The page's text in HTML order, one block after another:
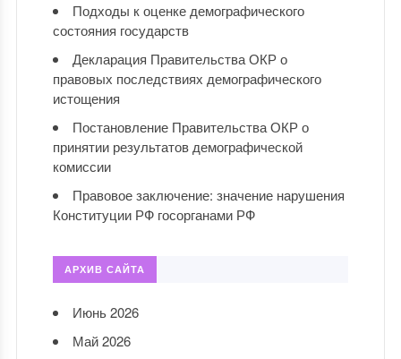
Подходы к оценке демографического
состояния государств
Декларация Правительства ОКР о
правовых последствиях демографического
истощения
Постановление Правительства ОКР о
принятии результатов демографической
комиссии
Правовое заключение: значение нарушения
Конституции РФ госорганами РФ
АРХИВ САЙТА
Июнь 2026
Май 2026